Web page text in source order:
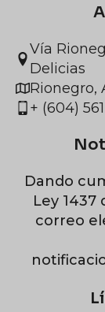
Vía
Delicias
Rionegro,
+ (604)
Dando
Ley 1437
correo